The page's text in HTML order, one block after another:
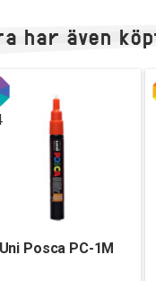
har även
Uni Posca PC-1M